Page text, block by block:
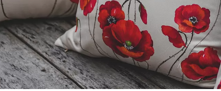
Ruột gối:
Không kèm ruột
Có kèm ruột